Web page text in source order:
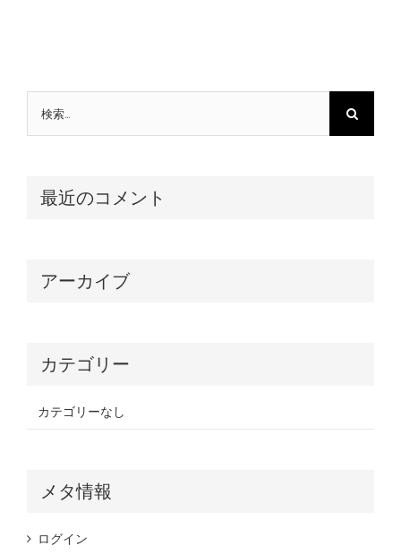
最近のコメント
アーカイブ
カテゴリー
カテゴリーなし
メタ情報
ログイン